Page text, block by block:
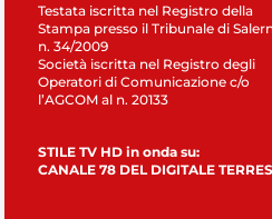
Testata iscritta nel Registro della
Stampa presso il Tribunale di
n. 34/2009
Società iscritta nel Registro degli
Operatori di Comunicazione c/o
l’AGCOM al n. 20133
STILE TV HD in onda su:
CANALE 78 DEL DIGITALE